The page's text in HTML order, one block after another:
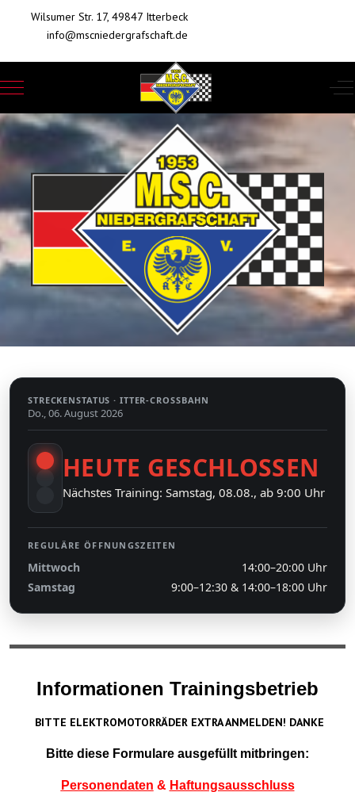
Wilsumer Str. 17, 49847 Itterbeck
info@mscniedergrafschaft.de
Mobile Menu Toggle
STRECKENSTATUS · ITTER-CROSSBAHN
Do., 06. August 2026
HEUTE GESCHLOSSEN
Nächstes Training: Samstag, 08.08., ab 9:00 Uhr
REGULÄRE ÖFFNUNGSZEITEN
Mittwoch
14:00–20:00 Uhr
Samstag
9:00–12:30 & 14:00–18:00 Uhr
Informationen Trainingsbetrieb
BITTE ELEKTROMOTORRÄDER EXTRA ANMELDEN! DANKE
Bitte diese Formulare ausgefüllt mitbringen:
Personendaten & Haftungsausschluss